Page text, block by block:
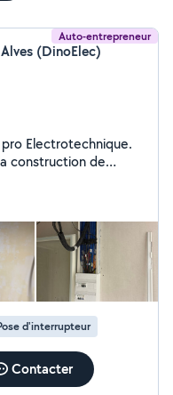
Auto-entrepreneur
(DinoElec)
Electrotechnique.
construction de
de cette même
, effectuant un
conseils.
d'interrupteur
Contacter